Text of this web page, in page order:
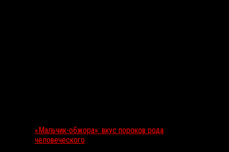
«Мальчик-обжора»: вкус пороков рода
человеческого